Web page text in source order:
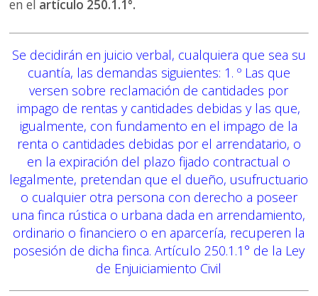
en el artículo 250.1.1°.
Se decidirán en juicio verbal, cualquiera que sea su
cuantía, las demandas siguientes: 1. º Las que
versen sobre reclamación de cantidades por
impago de rentas y cantidades debidas y las que,
igualmente, con fundamento en el impago de la
renta o cantidades debidas por el arrendatario, o
en la expiración del plazo fijado contractual o
legalmente, pretendan que el dueño, usufructuario
o cualquier otra persona con derecho a poseer
una finca rústica o urbana dada en arrendamiento,
ordinario o financiero o en aparcería, recuperen la
posesión de dicha finca. Artículo 250.1.1° de la Ley
de Enjuiciamiento Civil